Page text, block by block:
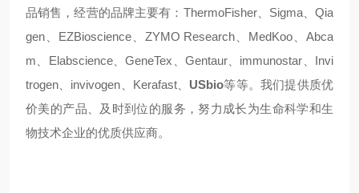
品销售，经营的品牌主要有：ThermoFisher、Sigma、Qia
gen、EZBioscience、ZYMO Research、MedKoo、Abca
m、Elabscience、GeneTex、Gentaur、immunostar、Invi
trogen、invivogen、Kerafast、 USbio等等。我们提供质优
价美的产品、及时到位的服务，努力成长为生命科学和生
物技术企业的优质供应商。